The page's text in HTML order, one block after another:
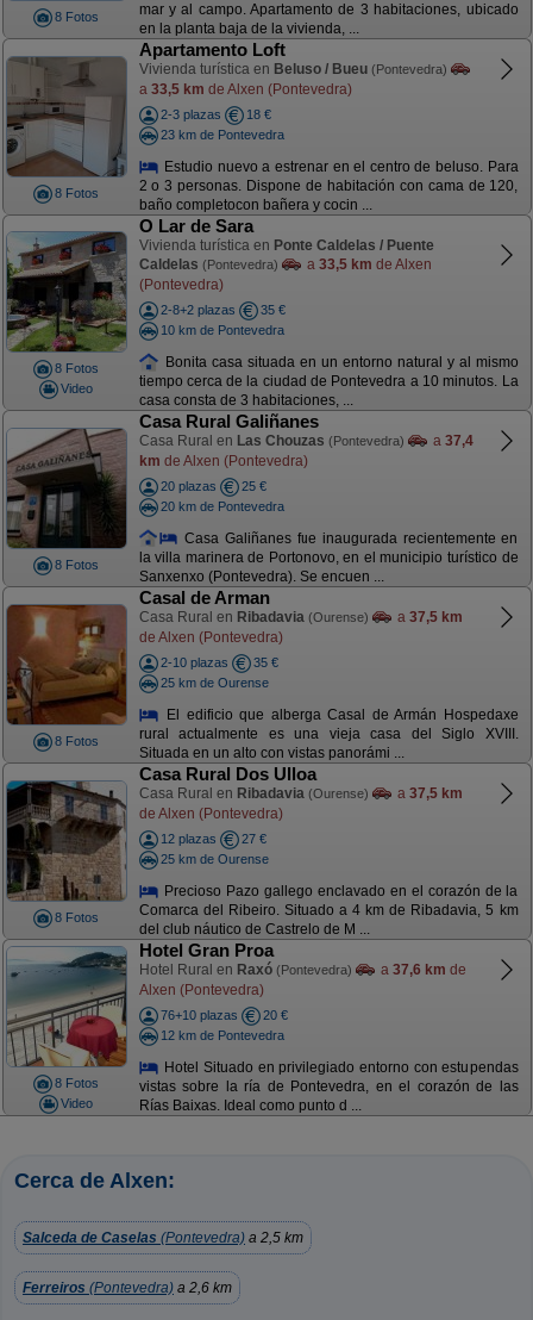
8 Fotos
mar y al campo. Apartamento de 3 habitaciones, ubicado
en la planta baja de la vivienda, ...
8 Fotos
Apartamento Loft
Vivienda turística en Beluso / Bueu (Pontevedra)
a 33,5 km de Alxen (Pontevedra)
2-3 plazas
18 €
23 km de Pontevedra
Estudio nuevo a estrenar en el centro de beluso. Para
2 o 3 personas. Dispone de habitación con cama de 120,
baño completocon bañera y cocin ...
8 Fotos
Video
O Lar de Sara
Vivienda turística en Ponte Caldelas / Puente
Caldelas (Pontevedra) a 33,5 km de Alxen
(Pontevedra)
2-8+2 plazas
35 €
10 km de Pontevedra
Bonita casa situada en un entorno natural y al mismo
tiempo cerca de la ciudad de Pontevedra a 10 minutos. La
casa consta de 3 habitaciones, ...
8 Fotos
Casa Rural Galiñanes
Casa Rural en Las Chouzas (Pontevedra) a 37,4
km de Alxen (Pontevedra)
20 plazas
25 €
20 km de Pontevedra
Casa Galiñanes fue inaugurada recientemente en
la villa marinera de Portonovo, en el municipio turístico de
Sanxenxo (Pontevedra). Se encuen ...
8 Fotos
Casal de Arman
Casa Rural en Ribadavia (Ourense) a 37,5 km
de Alxen (Pontevedra)
2-10 plazas
35 €
25 km de Ourense
El edificio que alberga Casal de Armán Hospedaxe
rural actualmente es una vieja casa del Siglo XVIII.
Situada en un alto con vistas panorámi ...
8 Fotos
Casa Rural Dos Ulloa
Casa Rural en Ribadavia (Ourense) a 37,5 km
de Alxen (Pontevedra)
12 plazas
27 €
25 km de Ourense
Precioso Pazo gallego enclavado en el corazón de la
Comarca del Ribeiro. Situado a 4 km de Ribadavia, 5 km
del club náutico de Castrelo de M ...
8 Fotos
Video
Hotel Gran Proa
Hotel Rural en Raxó (Pontevedra) a 37,6 km de
Alxen (Pontevedra)
76+10 plazas
20 €
12 km de Pontevedra
Hotel Situado en privilegiado entorno con estupendas
vistas sobre la ría de Pontevedra, en el corazón de las
Rías Baixas. Ideal como punto d ...
Cerca de Alxen:
Salceda de Caselas (Pontevedra) a 2,5 km
Ferreiros (Pontevedra) a 2,6 km